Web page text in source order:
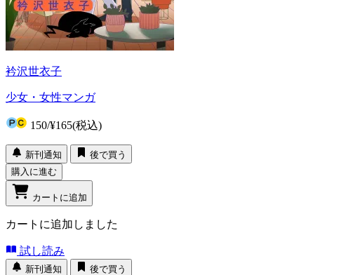
衿沢世衣子
少女・女性マンガ
150/¥165(税込)
新刊通知
後で買う
購入に進む
カートに追加
カートに追加しました
試し読み
新刊通知 後で買う